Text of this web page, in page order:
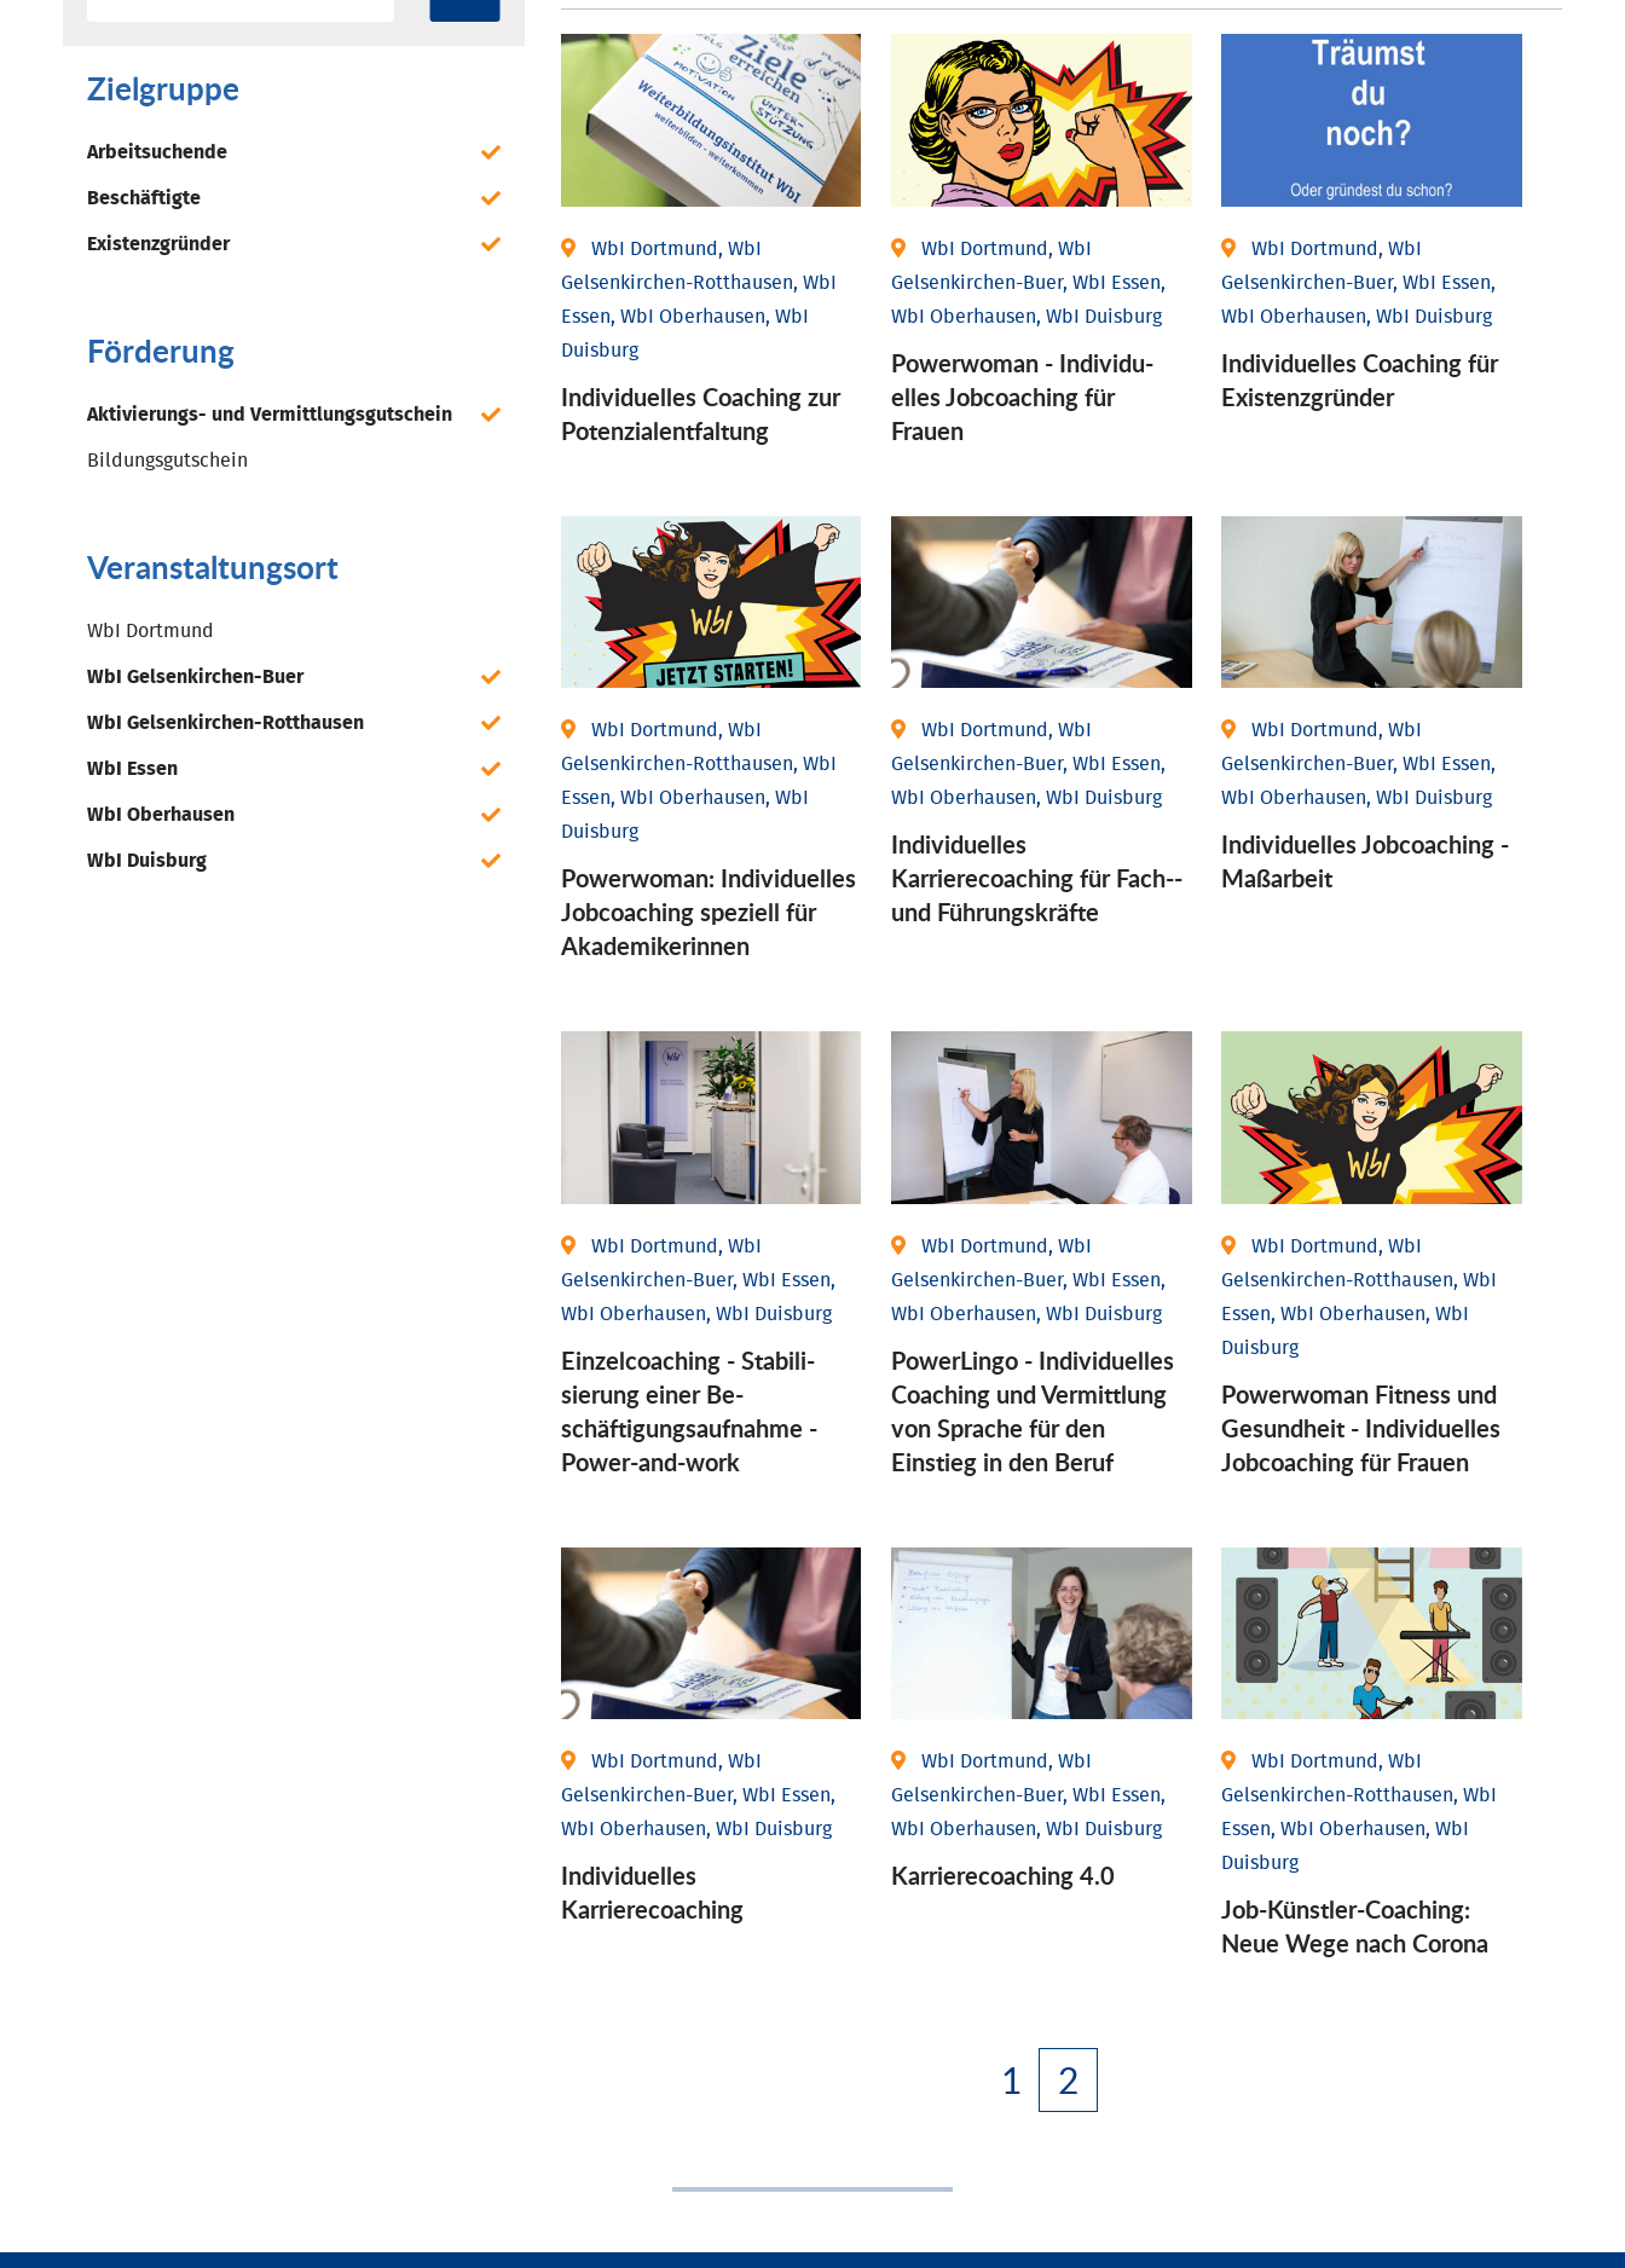
Zielgruppe
Arbeitsuchende
Beschäftigte
Existenzgründer
Förderung
Aktivierungs- und Vermittlungsgutschein
Bildungsgutschein
Veranstaltungsort
WbI Dortmund
WbI Gelsenkirchen-Buer
WbI Gelsenkirchen-Rotthausen
WbI Essen
WbI Oberhausen
WbI Duisburg
WbI Dortmund, WbI
Gelsenkirchen-Rotthausen, WbI
Essen, WbI Oberhausen, WbI
Duisburg
Individuelles Coaching zur
Potenzialentfaltung
WbI Dortmund, WbI
Gelsenkirchen-Buer, WbI Essen,
WbI Oberhausen, WbI Duisburg
Powerwoman - Individu­
elles Job­coaching für
Frauen
WbI Dortmund, WbI
Gelsenkirchen-Buer, WbI Essen,
WbI Oberhausen, WbI Duisburg
Individu­elles Coaching für
Existenz­gründer
WbI Dortmund, WbI
Gelsenkirchen-Rotthausen, WbI
Essen, WbI Oberhausen, WbI
Duisburg
Powerwoman: Individu­elles
Job­coaching speziell für
Aka­demiker­innen
WbI Dortmund, WbI
Gelsenkirchen-Buer, WbI Essen,
WbI Oberhausen, WbI Duisburg
Individu­elles
Karrierecoaching für Fach-­
und Führungs­kräfte
WbI Dortmund, WbI
Gelsenkirchen-Buer, WbI Essen,
WbI Oberhausen, WbI Duisburg
Individu­elles Job­coaching -
Maßarbeit
WbI Dortmund, WbI
Gelsenkirchen-Buer, WbI Essen,
WbI Oberhausen, WbI Duisburg
Einzel­coaching - Stabili­
sierung einer Be­
schäftigungs­aufnahme -
Power-and-work
WbI Dortmund, WbI
Gelsenkirchen-Buer, WbI Essen,
WbI Oberhausen, WbI Duisburg
PowerLingo - Individuelles
Coaching und Vermittlung
von Sprache für den
Einstieg in den Beruf
WbI Dortmund, WbI
Gelsenkirchen-Rotthausen, WbI
Essen, WbI Oberhausen, WbI
Duisburg
Powerwoman Fitness und
Gesund­heit - Individu­elles
Job­coaching für Frauen
WbI Dortmund, WbI
Gelsenkirchen-Buer, WbI Essen,
WbI Oberhausen, WbI Duisburg
Individu­elles
Karrierecoaching
WbI Dortmund, WbI
Gelsenkirchen-Buer, WbI Essen,
WbI Oberhausen, WbI Duisburg
Karriere­coaching 4.0
WbI Dortmund, WbI
Gelsenkirchen-Rotthausen, WbI
Essen, WbI Oberhausen, WbI
Duisburg
Job-Künstler-Coaching:
Neue Wege nach Corona
1 2